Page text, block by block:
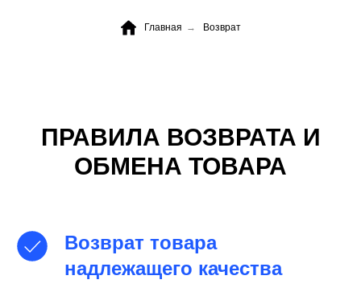
Главная → Возврат
ПРАВИЛА ВОЗВРАТА И
ОБМЕНА ТОВАРА
Возврат товара
надлежащего качества